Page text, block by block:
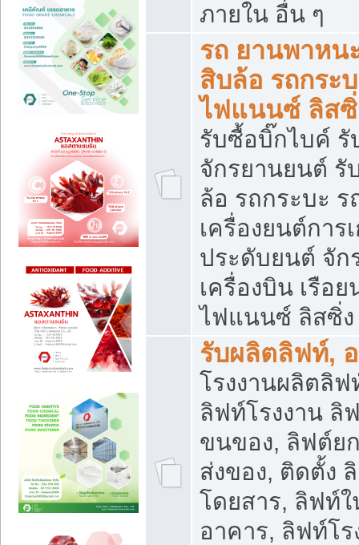
ภายใน อื่น ๆ
รถ ยานพาหน
สิบล้อ รถกระ
ไฟแนนซ์ ลิส
รับซื้อบิ๊กไบค์
จักรยานยนต์ รั
ล้อ รถกระบะ
เครื่องยนต์การ
ประดับยนต์ จัก
เครื่องบิน เรือ
ไฟแนนซ์ ลิสซิ่ง
รับผลิตลิฟท์,
โรงงานผลิตลิ
ลิฟท์โรงงาน ลิ
ขนของ, ลิฟต์ย
ส่งของ, ติดตั้ง
โดยสาร, ลิฟท์
อาคาร, ลิฟท์โ